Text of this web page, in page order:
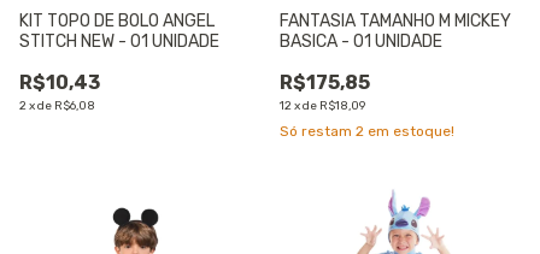
KIT TOPO DE BOLO ANGEL
STITCH NEW - 01 UNIDADE
R$10,43
2xde R$6,08
FANTASIA TAMANHO M MICKEY
BASICA - 01 UNIDADE
R$175,85
12xde R$18,09
Só restam 2 em estoque!